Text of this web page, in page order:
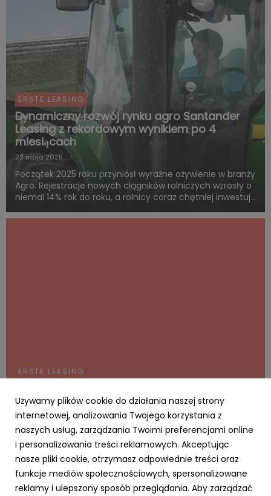
ERSTE LEASING
Dynamiczny rozwój rynku agro Santander
Leasing z rekordowym wynikiem po 4
miesiącach
22 maja 2025
Początek 2025 roku przyniósł wyraźne ożywienie w branży
Agro. Rejestracje nowych ciągników rolniczych wzrosły o
niemal 14% rok do roku, a rolnicy coraz chętniej inwestują
wzrostem i jak wpływa to na sektor finansowy? Komen...
ERSTE LEASING
Agroskop: czasem słońce, czasem deszcz
19 marca 2025
Sytuacja polskiego rolnictwa w 2024 roku była
zróżnicowana, z pewnymi oznakami poprawy, ale także
licznymi wyzwaniami. W latach ubiegłych w lepszej
sytuacji były gospodarstwa zajmujące się uprawą roślin.
Można powiedzieć, że w 2024 role się odwróciły i warunki
sprzyjały ...
Używamy plików cookie do działania naszej strony
internetowej, analizowania Twojego korzystania z
naszych usług, zarządzania Twoimi preferencjami online
i personalizowania treści reklamowych. Akceptując
nasze pliki cookie, otrzymasz odpowiednie treści oraz
funkcje mediów społecznościowych, spersonalizowane
reklamy i ulepszony sposób przeglądania. Aby zarządzać